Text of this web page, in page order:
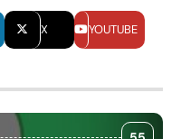
X YOUTUBE